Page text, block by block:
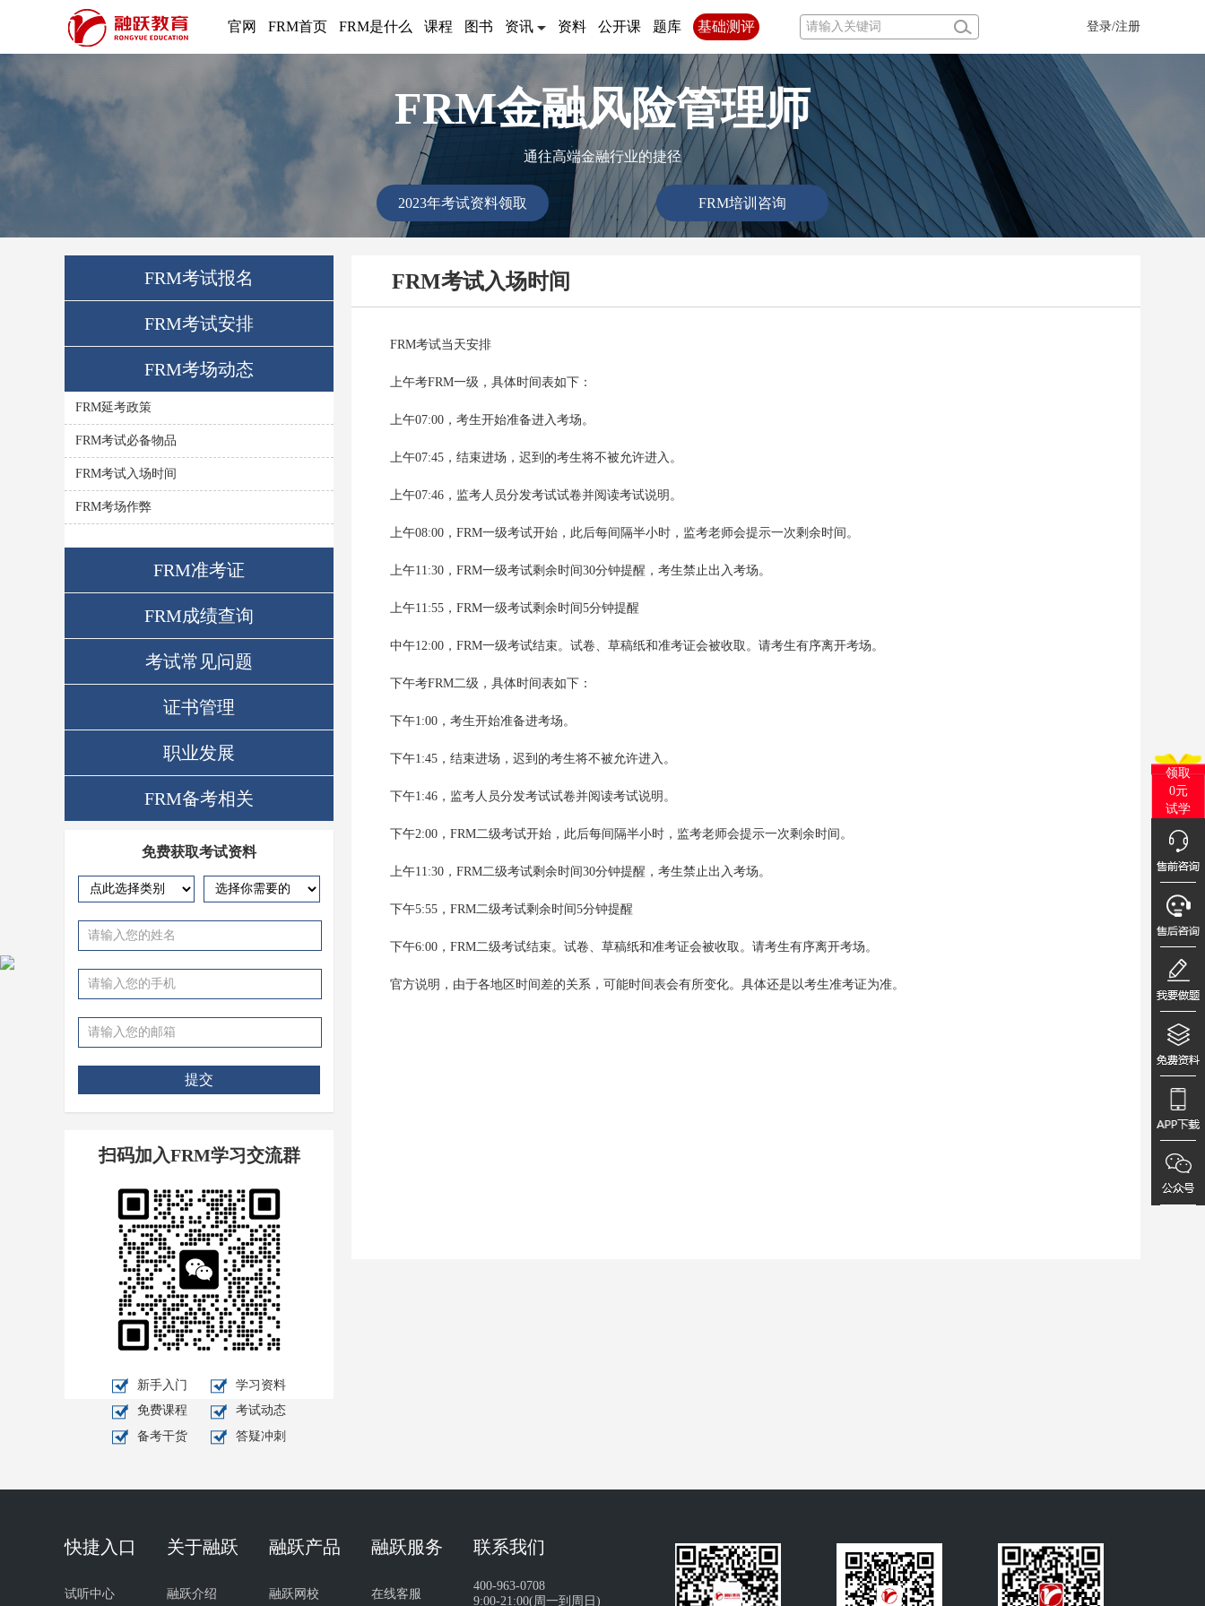
官网 FRM首页 FRM是什么 课程 图书 资讯 资料 公开课 题库 基础测评 登录/注册
FRM金融风险管理师
通往高端金融行业的捷径
2023年考试资料领取 FRM培训咨询
FRM考试报名
FRM考试安排
FRM考场动态
FRM延考政策
FRM考试必备物品
FRM考试入场时间
FRM考场作弊
FRM准考证
FRM成绩查询
考试常见问题
证书管理
职业发展
FRM备考相关
免费获取考试资料
提交
扫码加入FRM学习交流群
新手入门
学习资料
免费课程
考试动态
备考干货
答疑冲刺
FRM考试入场时间
FRM考试当天安排
上午考FRM一级，具体时间表如下：
上午07:00，考生开始准备进入考场。
上午07:45，结束进场，迟到的考生将不被允许进入。
上午07:46，监考人员分发考试试卷并阅读考试说明。
上午08:00，FRM一级考试开始，此后每间隔半小时，监考老师会提示一次剩余时间。
上午11:30，FRM一级考试剩余时间30分钟提醒，考生禁止出入考场。
上午11:55，FRM一级考试剩余时间5分钟提醒
中午12:00，FRM一级考试结束。试卷、草稿纸和准考证会被收取。请考生有序离开考场。
下午考FRM二级，具体时间表如下：
下午1:00，考生开始准备进考场。
下午1:45，结束进场，迟到的考生将不被允许进入。
下午1:46，监考人员分发考试试卷并阅读考试说明。
下午2:00，FRM二级考试开始，此后每间隔半小时，监考老师会提示一次剩余时间。
上午11:30，FRM二级考试剩余时间30分钟提醒，考生禁止出入考场。
下午5:55，FRM二级考试剩余时间5分钟提醒
下午6:00，FRM二级考试结束。试卷、草稿纸和准考证会被收取。请考生有序离开考场。
官方说明，由于各地区时间差的关系，可能时间表会有所变化。具体还是以考生准考证为准。
快捷入口 关于融跃 融跃产品 融跃服务 联系我们
试听中心 融跃介绍 融跃网校 在线客服
400-963-0708
9:00-21:00(周一到周日)
领取
0元
试学